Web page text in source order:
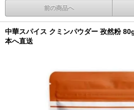
前の商品へ
中華スパイス クミンパウダー 孜然粉
本へ直送